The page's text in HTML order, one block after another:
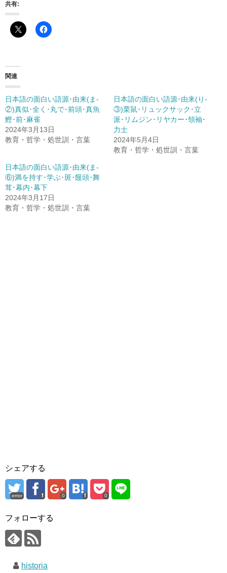
共有:
関連
日本語の面白い語源･由来(ま-
②)真似･全く･丸で･前頭･真魚
鰹･前･麻雀
2024年3月13日
教育・哲学・処世訓・言葉
日本語の面白い語源･由来(り-
③)栗鼠･リュックサック･立
派･リムジン･リヤカー･領袖･
力士
2024年5月4日
教育・哲学・処世訓・言葉
日本語の面白い語源･由来(ま-
⑥)満を持す･学ぶ･斑･饅頭･舞
茸･幕内･幕下
2024年3月17日
教育・哲学・処世訓・言葉
シェアする
error 0 0
フォローする
historia